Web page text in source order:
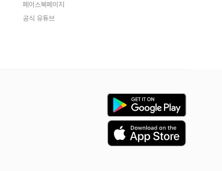
페이스북페이지
공식 유튜브